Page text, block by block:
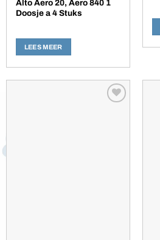
Alto Aero 20, Aero 840 1
Doosje a 4 Stuks
LEES MEER